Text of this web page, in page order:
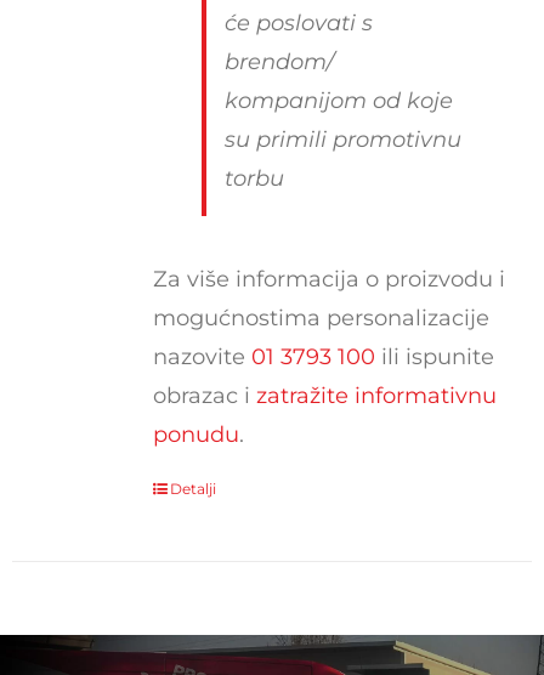
će poslovati s
brendom/
kompanijom od koje
su primili promotivnu
torbu
Za više informacija o proizvodu i
mogućnostima personalizacije
nazovite 01 3793 100 ili ispunite
obrazac i zatražite informativnu
ponudu.
Detalji